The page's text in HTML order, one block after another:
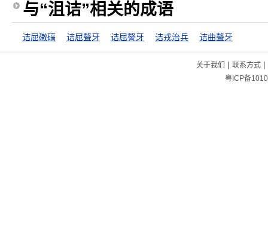
与“沮诘”相关的成语
诘屈磝碻 诘屈聱牙 诘屈謷牙 诘戎治兵 诘曲聱牙
关于我们 | 联系方式|
粤ICP备